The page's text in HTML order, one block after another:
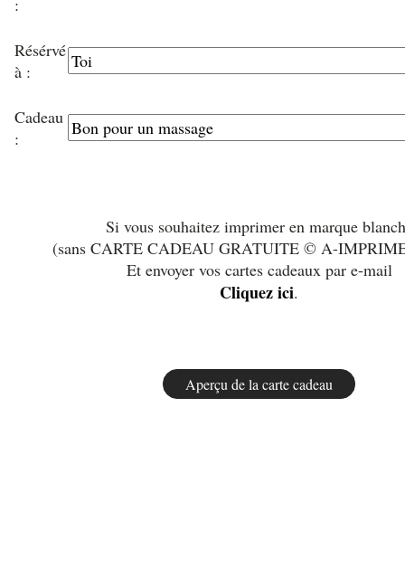
:
Résérvé
à :
Cadeau
:
Si vous souhaitez imprimer en marque
(sans CARTE CADEAU GRATUITE © A-
Et envoyer vos cartes cadeaux par e-mail
Cliquez ici.